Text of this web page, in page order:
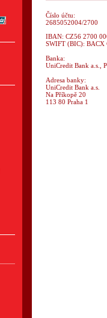
Číslo účtu:
2685052004/2700
IBAN: CZ56 2700
SWIFT (BIC): BACX
Banka:
UniCredit Bank a.s.,
Adresa banky:
UniCredit Bank a.s.
Na Příkopě 20
113 80 Praha 1